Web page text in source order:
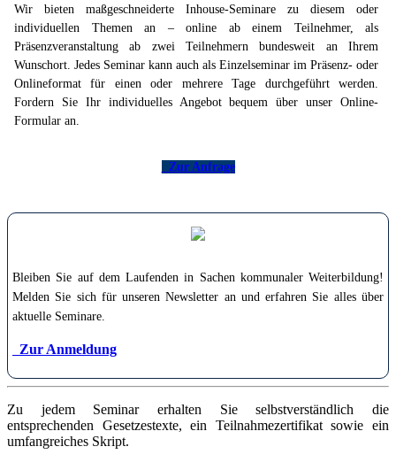
Wir bieten maßgeschneiderte Inhouse-Seminare zu diesem oder
individuellen Themen an – online ab einem Teilnehmer, als
Präsenzveranstaltung ab zwei Teilnehmern bundesweit an Ihrem
Wunschort. Jedes Seminar kann auch als Einzelseminar im Präsenz- oder
Onlineformat für einen oder mehrere Tage durchgeführt werden.
Fordern Sie Ihr individuelles Angebot bequem über unser Online-
Formular an.
Zur Anfrage
Bleiben Sie auf dem Laufenden in Sachen kommunaler Weiterbildung!
Melden Sie sich für unseren Newsletter an und erfahren Sie alles über
aktuelle Seminare.
Zur Anmeldung
Zu jedem Seminar erhalten Sie selbstverständlich die
entsprechenden Gesetzestexte, ein Teilnahmezertifikat sowie ein
umfangreiches Skript.